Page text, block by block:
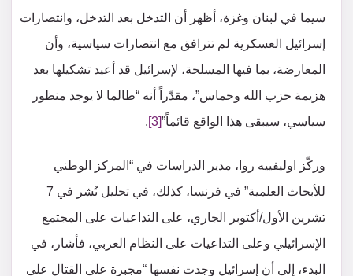
سيما في لبنان وغزة، أظهر أن التدخل بعد التدخل، وانتصارات
إسرائيل العسكرية لم تترافق مع انتصارات سياسية، وأن
المعارضة، بما فيها المسلحة، لإسرائيل قد أعيد تشكيلها بعد
هزيمة حزب الله وحماس”، مقدّراً أنه “طالما لا يوجد منظور
سياسي، سيبقى هذا الواقع قائماً”[3]
.
وركّز اوليفييه روا، مدير الدراسات في “المركز الوطني
للأبحاث العلمية” في فرنسا، كذلك، في تحليل نُشر في 7
تشرين الأول/أكتوبر الجاري، على التداعيات على المجتمع
الإسرائيلي وعلى التداعيات على النظام العربي، فأشار، في
البدء، إلى أن إسرائيل وجدت نفسها “مجبرة على القتال على